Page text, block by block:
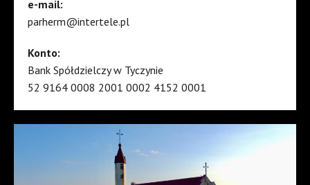
e-mail:
parherm@intertele.pl
Konto:
Bank Spółdzielczy w Tyczynie
52 9164 0008 2001 0002 4152 0001